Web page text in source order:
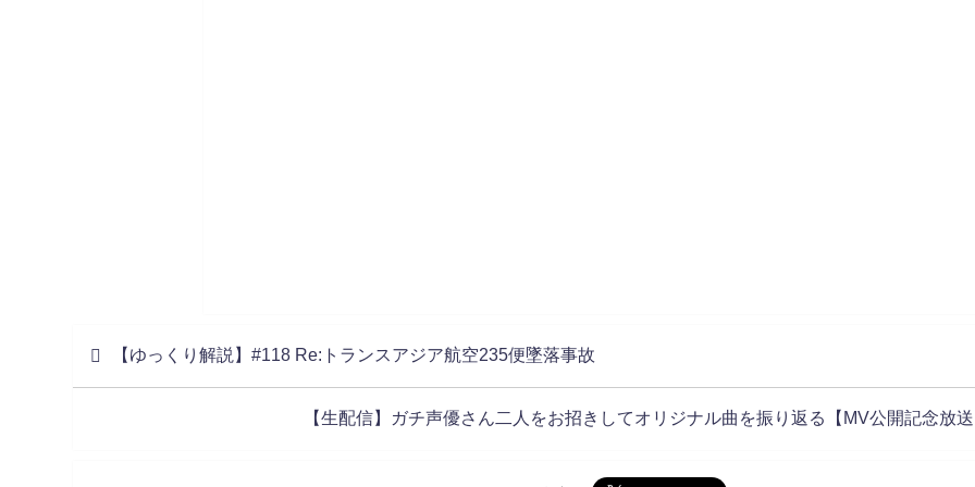
【ゆっくり解説】#118 Re:トランスアジア航空235便墜落事故
【生配信】ガチ声優さん二人をお招きしてオリジナル曲を振り返る【MV公開記念放送